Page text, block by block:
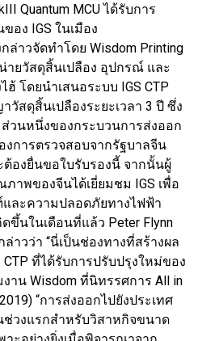
Quantum MCU ได้รับการ
อง IGS ในเมือง
ล่าวจัดทำโดย Wisdom Printing
ายวัสดุสิ้นเปลือง อุปกรณ์ และ
โดยนำเสนอระบบ IGS CTP
สดุสิ้นเปลืองระยะเวลา 3 ปี ซึ่ง
วนหนึ่งของกระบวนการส่งออก
งการตรวจสอบจากรัฐบาลจีน
องยื่นขอใบรับรองนี้ จากนั้นผู้
าพของจีนได้เยี่ยมชม IGS เพื่อ
ะความปลอดภัยทางไฟฟ้า
ขึ้นในเดือนที่แล้ว Peter Flynn
าวว่า “นี่เป็นช่องทางที่สร้างผล
ที่ได้รับการปรับปรุงใหม่ของ
งาน Wisdom ที่นิทรรศการ All in
“การส่งออกไปยังประเทศ
ช่วงแรกสำหรับวิสาหกิจขนาด